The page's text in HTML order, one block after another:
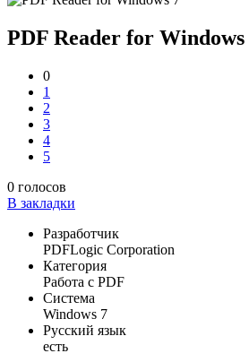
PDF Reader for Windows
0
1
2
3
4
5
0 голосов
В закладки
Разработчик
PDFLogic Corporation
Категория
Работа с PDF
Система
Windows 7
Русский язык
есть